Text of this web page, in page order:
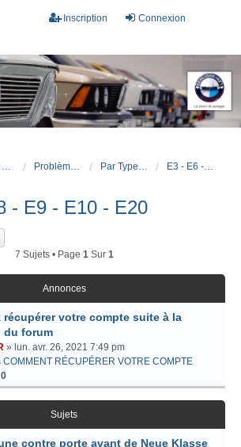
Connexion
Inscription
Accueil du forum Problèmes connus et résolus (FAQ) Par Type Carrosserie E3 - E6 - E8 - E9 - E10 - E20
- E9 - E10 - E20
7 Sujets • Page 1Sur 1
Annonces
récupérer votre compte suite à la
du forum
» lun. avr. 26, 2021 7:49 pm
COMMENT RÉCUPÉRER VOTRE COMPTE
0
Sujets
contre porte avant de Neue Klasse